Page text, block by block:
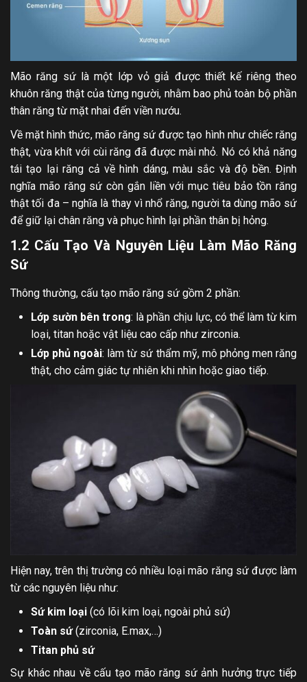
Mão răng sứ là một lớp vỏ giả được thiết kế riêng theo
khuôn răng thật của từng người, nhằm bao phủ toàn bộ phần
thân răng từ mặt nhai đến viền nướu.
Về mặt hình thức, mão răng sứ được tạo hình như chiếc răng
thật, vừa khít với cùi răng đã được mài nhỏ. Nó có khả năng
tái tạo lại răng cả về hình dáng, màu sắc và độ bền. Định
nghĩa mão răng sứ còn gắn liền với mục tiêu bảo tồn răng
thật tối đa – nghĩa là thay vì nhổ răng, người ta dùng mão sứ
để giữ lại chân răng và phục hình lại phần thân bị hỏng.
1.2 Cấu Tạo Và Nguyên Liệu Làm Mão Răng
Sứ
Thông thường, cấu tạo mão răng sứ gồm 2 phần:
Lớp sườn bên trong: là phần chịu lực, có thể làm từ kim
loại, titan hoặc vật liệu cao cấp như zirconia.
Lớp phủ ngoài: làm từ sứ thẩm mỹ, mô phỏng men răng
thật, cho cảm giác tự nhiên khi nhìn hoặc giao tiếp.
Hiện nay, trên thị trường có nhiều loại mão răng sứ được làm
từ các nguyên liệu như:
Sứ kim loại (có lõi kim loại, ngoài phủ sứ)
Toàn sứ(zirconia, E.max,…)
Titan phủ sứ
Sự khác nhau về cấu tạo mão răng sứ ảnh hưởng trực tiếp